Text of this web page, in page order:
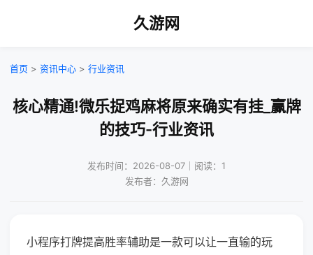
久游网
首页 > 资讯中心 > 行业资讯
核心精通!微乐捉鸡麻将原来确实有挂_赢牌
的技巧-行业资讯
发布时间：2026-08-07｜阅读：1
发布者：久游网
小程序打牌提高胜率辅助是一款可以让一直输的玩